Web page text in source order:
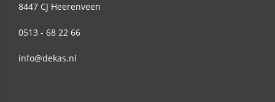
8447 CJ Heerenveen
0513 - 68 22 66
info@dekas.nl